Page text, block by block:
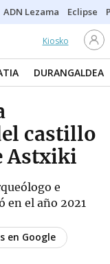
ADN Lezama Eclipse
Kiosko
DURANGALDEA
castillo
Astxiki
e
en el año 2021
en Google